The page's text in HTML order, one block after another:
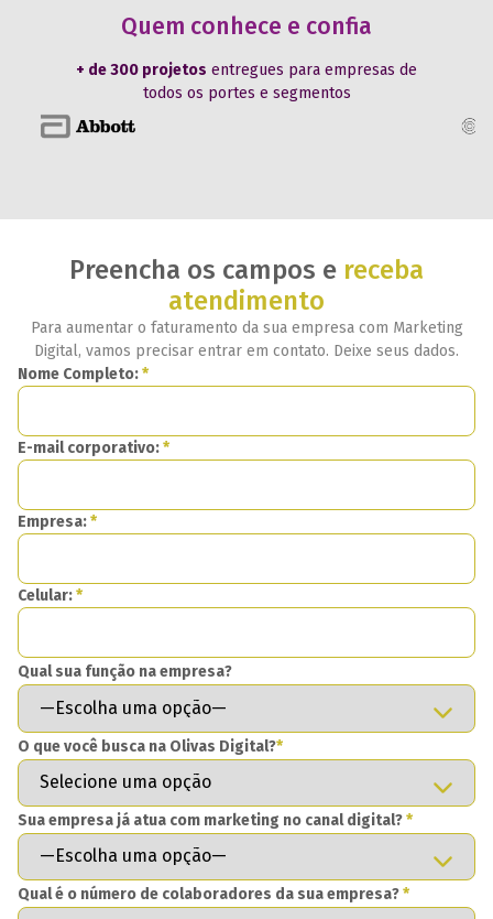
Quem conhece e confia
+ de 300 projetos entregues para empresas de
todos os portes e segmentos
Preencha os campos e receba
atendimento
Para aumentar o faturamento da sua empresa com Marketing
Digital, vamos precisar entrar em contato. Deixe seus dados.
Nome Completo:*
E-mail corporativo:*
Empresa:*
Celular:*
Qual sua função na empresa?
O que você busca na Olivas Digital?*
Sua empresa já atua com marketing no canal digital?*
Qual é o número de colaboradores da sua empresa?*